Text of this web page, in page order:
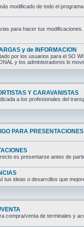
modificado de todo el
para hacer tus modificaciones.
y de INFORMACION
por los usuarios para el SO
y los administradores lo
Y CARAVANISTAS
a los profesionales del
PARA PRESENTACIONES
es presentarse antes de
tus ideas o desarrollos que
compra/venta de terminales y